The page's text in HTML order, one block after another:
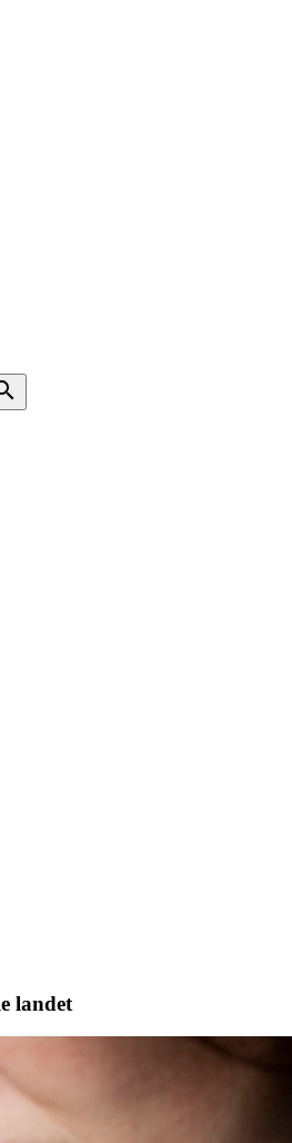
landet